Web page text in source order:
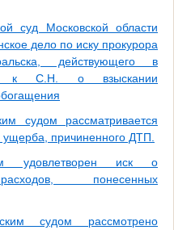
суд Московской области
дело по иску прокурора
действующего в
к С.Н. о взыскании
судом рассматривается
причиненного ДТП.
удовлетворен иск о
понесенных
судом рассмотрено